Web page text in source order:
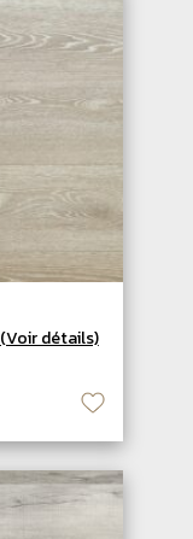
(Voir détails)
♡